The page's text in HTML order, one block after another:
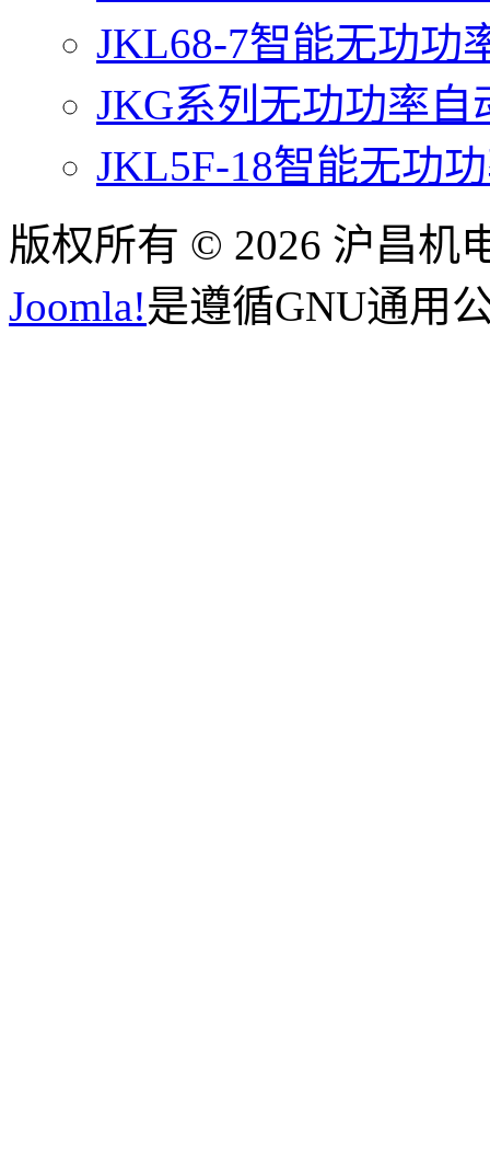
JKL68-7智能无功功
JKG系列无功功率自
JKL5F-18智能无功
版权所有 © 2026 沪昌机
Joomla!是遵循GNU通用